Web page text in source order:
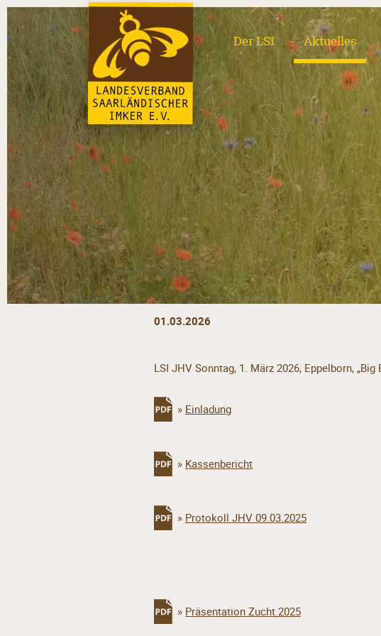
Der LSI Aktuelles
01.03.2026
LSI JHV Sonntag, 1. März 2026, Eppelborn, „Big
» Einladung
» Kassenbericht
» Protokoll JHV 09.03.2025
» Präsentation Zucht 2025